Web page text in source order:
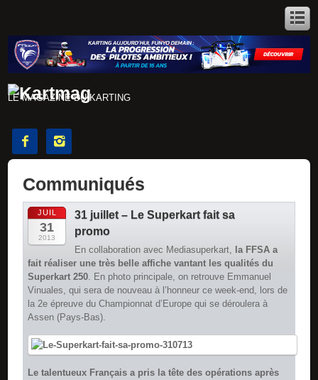
LE MAGAZINE DU KARTING
 
Communiqués
JUIL
31
2013
31 juillet – Le Superkart fait sa
promo
En collaboration avec Mediasuperkart,
la FFSA a
fait réaliser une très belle affiche vantant les qualités du
Superkart 250 . En photo principale, on retrouve Emmanuel
Vinuales, qui sera de nouveau à l’honneur ce week-end, lors de
la 2e épreuve du Championnat d’Europe qui se déroulera à
Assen (Pays-Bas).
Le talentueux Français a pris la tête des opérations après